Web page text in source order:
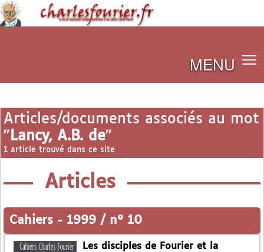
MENU
Articles/documents associés au mot
" Lancy, A.B. de"
1 article trouvé dans ce site
Articles
Cahiers - 1999 / n° 10
Les disciples de Fourier et la